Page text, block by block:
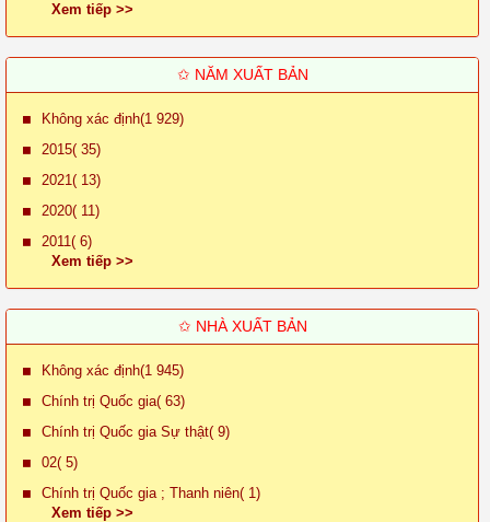
Xem tiếp >>
✩ NĂM XUẤT BẢN
Không xác định(1 929)
2015( 35)
2021( 13)
2020( 11)
2011( 6)
Xem tiếp >>
✩ NHÀ XUẤT BẢN
Không xác định(1 945)
Chính trị Quốc gia( 63)
Chính trị Quốc gia Sự thật( 9)
02( 5)
Chính trị Quốc gia ; Thanh niên( 1)
Xem tiếp >>